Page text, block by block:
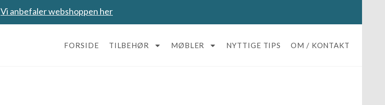
Vi anbefaler webshoppen her
FORSIDE TILBEHØR MØBLER NYTTIGE TIPS OM / KONTAKT